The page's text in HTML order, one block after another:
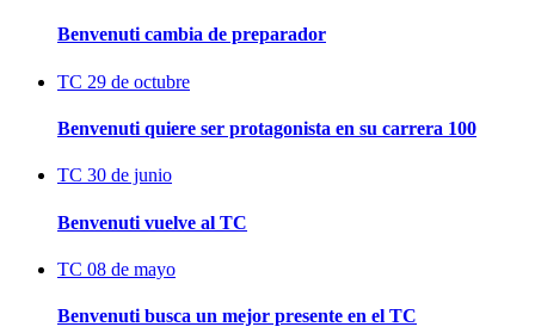
Benvenuti cambia de preparador
TC 29 de octubre
Benvenuti quiere ser protagonista en su carrera 100
TC 30 de junio
Benvenuti vuelve al TC
TC 08 de mayo
Benvenuti busca un mejor presente en el TC